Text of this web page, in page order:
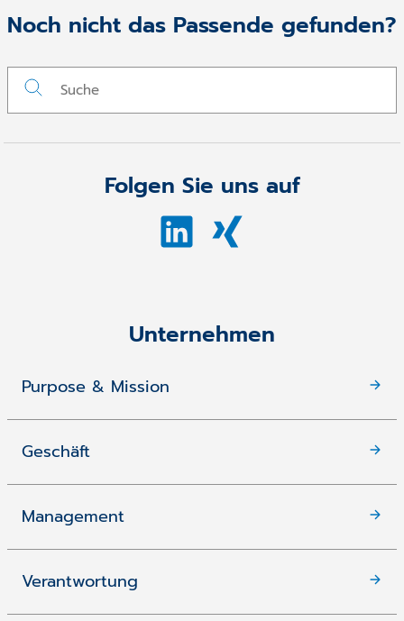
Noch nicht das Passende gefunden?
Folgen Sie uns auf
Unternehmen
Purpose & Mission
Geschäft
Management
Verantwortung